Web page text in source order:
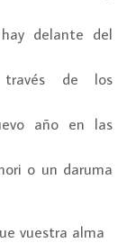
delante del
de los
año en las
o un daruma
vuestra alma